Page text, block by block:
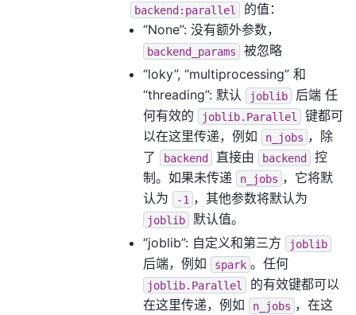
backend:parallel
的值：
“None”: 没有额外参数，
backend_params
被忽略
“loky”, “multiprocessing” 和
“threading”: 默认
joblib
后端 任
何有效的
joblib.Parallel
键都可
以在这里传递，例如
n_jobs ，除
了
backend 直接由 backend
控
制。如果未传递
n_jobs ，它将默
认为
-1 ，其他参数将默认为
joblib
默认值。
“joblib”: 自定义和第三方
joblib
后端，例如 spark 。任何
joblib.Parallel
的有效键都可以
在这里传递，例如
n_jobs ，在这